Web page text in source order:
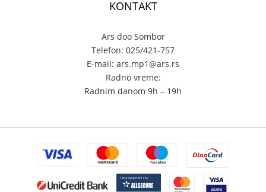
KONTAKT
Ars doo Sombor
Telefon: 025/421-757
E-mail: ars.mp1@ars.rs
Radno vreme:
Radnim danom 9h – 19h